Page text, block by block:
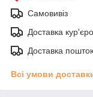
Самовивіз
Доставка
Доставка
Всі умови